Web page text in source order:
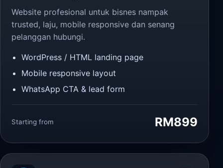
Website profesional untuk bisnes nampak
trusted, laju, mobile responsive dan senang
pelanggan hubungi.
WordPress / HTML landing page
Mobile responsive layout
WhatsApp CTA & lead form
Starting from RM899